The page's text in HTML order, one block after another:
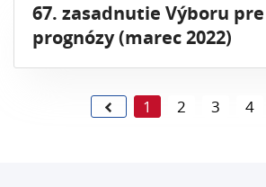
67. zasadnutie Výboru
prognózy (marec 2022)
1 2 3 4